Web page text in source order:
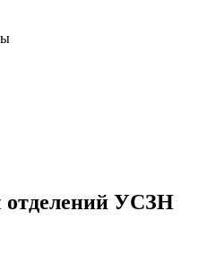
отделений УСЗН